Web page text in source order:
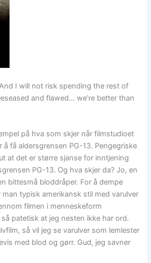
I will not risk spending the rest of
and flawed… we’re better than
på hva som skjer når filmstudioet
å få aldersgrensen PG-13. Pengegriske
at det er større sjanse for inntjening
PG-13. Og hva skjer da? Jo, en
bittesmå bloddråper. For å dempe
typisk amerikansk stil med varulver
filmen i menneskeform
patetisk at jeg nesten ikke har ord.
så vil jeg se varulver som lemlester
med blod og gørr. Gud, jeg savner